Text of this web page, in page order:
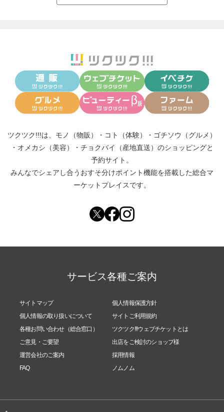
ツクツク!!!は、 モノ（物販） ・ コト（体験） ・ ゴチソウ（グルメ）
・ オメカシ（美容） ・ チョクバイ（産地直送） のショッピングと
予約サイト。
みんなでシェアし合う おすそ分けポイント機能を搭載した総合マ
ーケットプレイスです。
サービス各種ご案内
サイトマップ
個人情報保護方針
個人情報の取り扱いについて
サイトご利用規約
各種お問い合わせ（総合窓口）
ツクツク!!!ウェブチケットとは
ご意見・ご要望
出店をご検討のショップ様
運営会社のご案内
採用情報
FAQ
ノムノム